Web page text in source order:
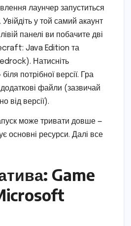
лаунчер запуститься
у той самий акаунт
панелі ви побачите дві
Java Edition та
Натисніть
потрібної версії. Гра
файли (зазвичай
від версії).
може тривати довше —
основні ресурси. Далі все
Game